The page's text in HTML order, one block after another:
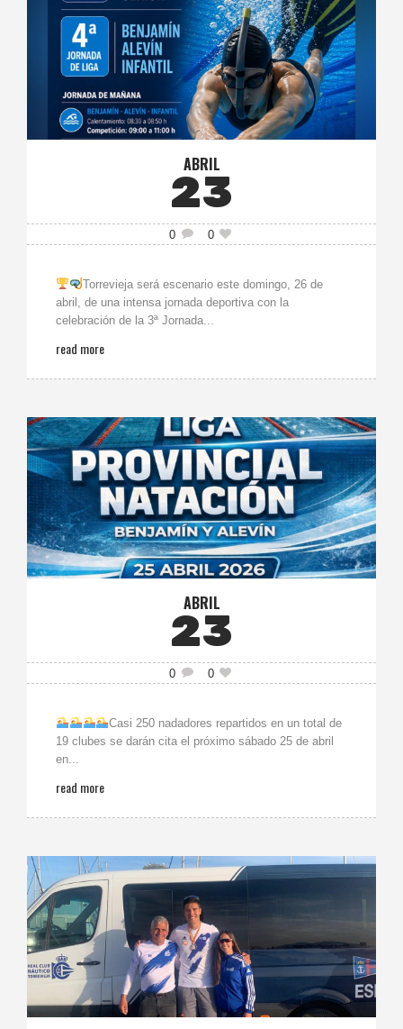
ABRIL
23
0 0
Torrevieja será escenario este domingo, 26 de
abril, de una intensa jornada deportiva con la
celebración de la 3ª Jornada...
read more
ABRIL
23
0 0
Casi 250 nadadores repartidos en un total de
19 clubes se darán cita el próximo sábado 25 de abril
en...
read more